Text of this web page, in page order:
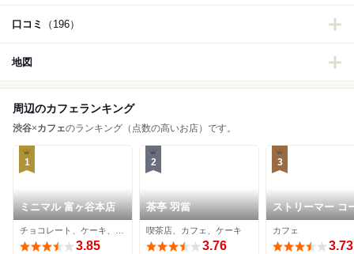
口コミ （196）
地図
周辺のカフェランキング
渋谷×カフェのランキング（点数の高いお店）です。
1
ミニマル 富ヶ谷本店
3.85
2
茶亭 羽當
喫茶店、カフェ、ケーキ
3.76
3
ストリーマー コ
ーカンパニー
SHIBUYA
カフェ
3.73